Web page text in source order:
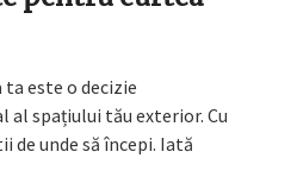
este o decizie
spațiului tău exterior. Cu
unde să începi. Iată